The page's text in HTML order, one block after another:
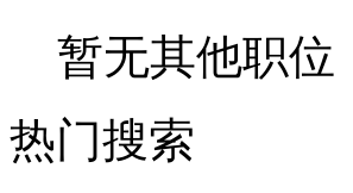
暂无其他职位
热门搜索